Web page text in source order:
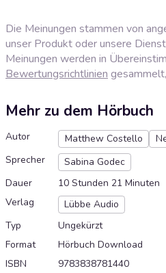
Die Meinungen stammen von
unser Produkt oder unsere
Meinungen werden in
Bewertungsrichtlinien
Mehr zu dem Hörbuch
Autor Matthew Costello
Sprecher
Sabina Godec
Dauer
10 Stunden 21 Minuten
Verlag
Lübbe Audio
Typ
Ungekürzt
Format
Hörbuch Download
ISBN
9783838781440